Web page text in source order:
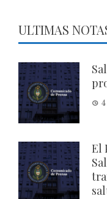
ULTIMAS
El